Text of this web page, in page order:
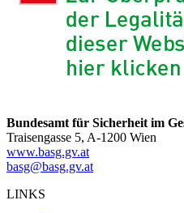
Bundesamt für Sicherheit im
Traisengasse 5, A-1200 Wien
www.basg.gv.at
basg@basg.gv.at
LINKS